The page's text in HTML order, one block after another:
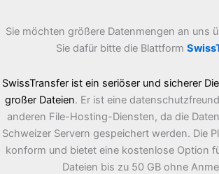
Sie möchten größere Datenmengen an uns
Sie dafür bitte die Blattform
SwissTransfer ist ein seriöser und sicherer
großer Dateien. Er ist eine
anderen File-Hosting-Diensten, da die
Schweizer Servern gespeichert werden. Die
konform und bietet eine kostenlose Option
Dateien bis zu 50 GB ohne